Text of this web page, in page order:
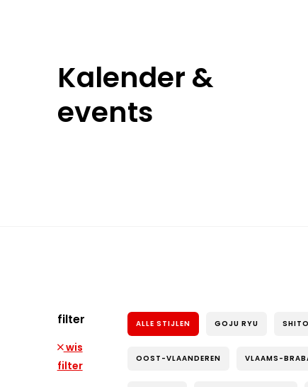
Kalender &
events
filter
wis
filter
ALLE STIJLEN GOJU RYU
OOST-VLAANDEREN VLAAMS-